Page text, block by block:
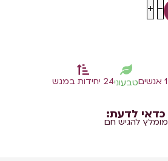
-
+
טבעוני24 יחידות במגש
כדאי לדעת:
מומלץ להגיש חם